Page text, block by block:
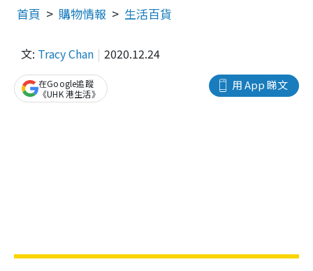
首頁 購物情報 生活百貨
文: Tracy Chan 2020.12.24
用 App 睇文
在Google追蹤
《UHK 港生活》